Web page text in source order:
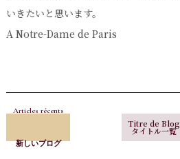
いきたいと思います。
A Notre-Dame de Paris
Articles récents
新しいブログ
Titre de Blog
タイトル一覧